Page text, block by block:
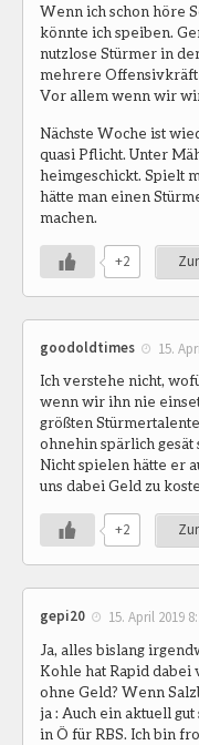
Wenn ich schon höre
könnte ich speiben.
nutzlose Stürmer in
mehrere
Vor allem wenn wir
Nächste Woche ist
quasi Pflicht. Unter
heimgeschickt. Spielt
hätte man einen
machen.
+2
goodoldtimes 15.
Ich verstehe nicht,
wenn wir ihn nie
größten
ohnehin spärlich
Nicht spielen hätte er
uns dabei Geld zu
+2
gepi20 15. April 2019
Ja, alles bislang
Kohle hat Rapid
ohne Geld? Wenn
ja : Auch ein aktuell
in Ö für RBS. Ich bin